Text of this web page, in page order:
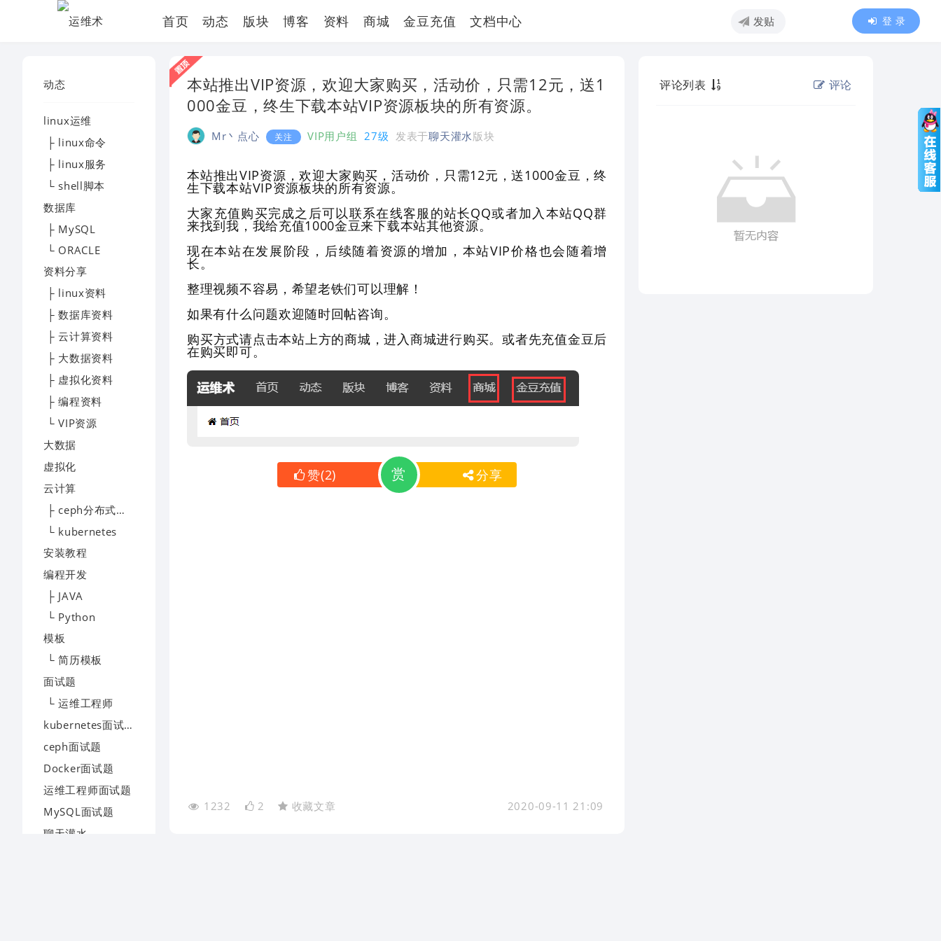
首页 动态 版块 博客 资料 商城 金豆充值 文档中心 发贴 登 录
动态
linux运维
├ linux命令
├ linux服务
└ shell脚本
数据库
├ MySQL
└ ORACLE
资料分享
├ linux资料
├ 数据库资料
├ 云计算资料
├ 大数据资料
├ 虚拟化资料
├ 编程资料
└ VIP资源
大数据
虚拟化
云计算
├ ceph分布式存储
└ kubernetes
安装教程
编程开发
├ JAVA
└ Python
模板
└ 简历模板
面试题
└ 运维工程师
kubernetes面试题
ceph面试题
Docker面试题
运维工程师面试题
MySQL面试题
聊天灌水
本站推出VIP资源，欢迎大家购买，活动价，只需12元，送1
000金豆，终生下载本站VIP资源板块的所有资源。
Mr丶点心 关注 VIP用户组 27级 发表于聊天灌水版块
本站推出VIP资源，欢迎大家购买，活动价，只需12元，送1000金豆，终
生下载本站VIP资源板块的所有资源。
大家充值购买完成之后可以联系在线客服的站长QQ或者加入本站QQ群
来找到我，我给充值1000金豆来下载本站其他资源。
现在本站在发展阶段，后续随着资源的增加，本站VIP价格也会随着增
长。
整理视频不容易，希望老铁们可以理解！
如果有什么问题欢迎随时回帖咨询。
购买方式请点击本站上方的商城，进入商城进行购买。或者先充值金豆后
在购买即可。
赞(2) 赏 分享
1232 2 收藏文章 2020-09-11 21:09
评论列表 评论